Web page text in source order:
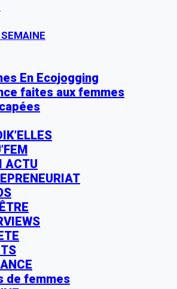
En Ecojogging
faites aux femmes
ACTU
de femmes